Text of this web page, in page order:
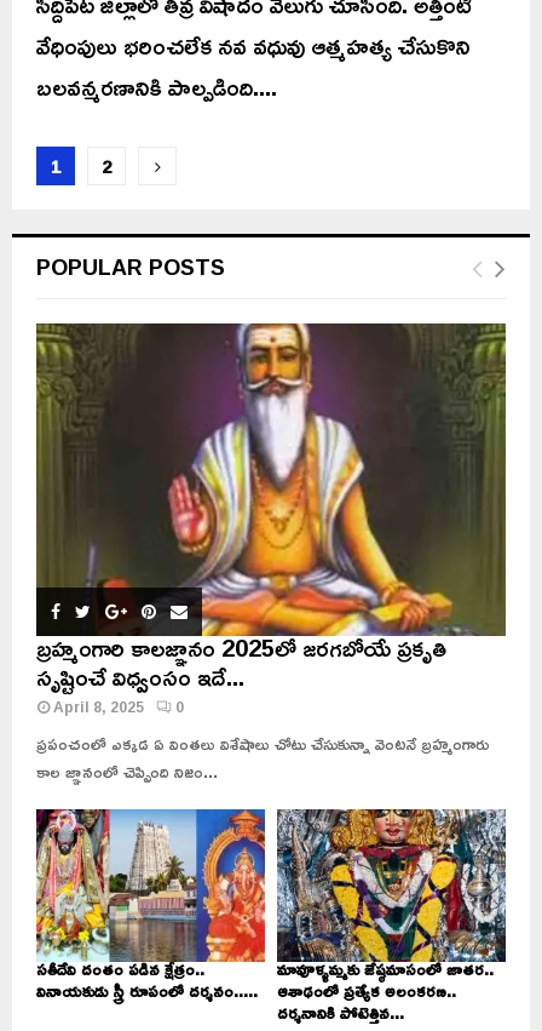
వేధింపులు భరించలేక నవ వధువు ఆత్మహత్య చేసుకొని
బలవన్మరణానికి పాల్పడింది....
Posts
1 2
POPULAR POSTS
బ్రహ్మంగారి కాలజ్ఞానం 2025లో జరగబోయే ప్రకృతి
సృష్టించే విధ్వంసం ఇదే...
April 8, 2025 0
ప్రపంచంలో ఎక్కడ ఏ వింతలు విశేషాలు చోటు చేసుకున్నా వెంటనే బ్రహ్మంగారు
కాల జ్ఞానంలో చెప్పింది నిజం...
సతీదేవి దంతం పడిన క్షేత్రం..
వినాయకుడు స్త్రీ రూపంలో దర్శనం.....
మావూళ్ళమ్మకు జేష్ఠమాసంలో జాతర..
ఆశాఢంలో ప్రత్యేక అలంకరణ..
దర్శనానికి పోటెత్తిన...